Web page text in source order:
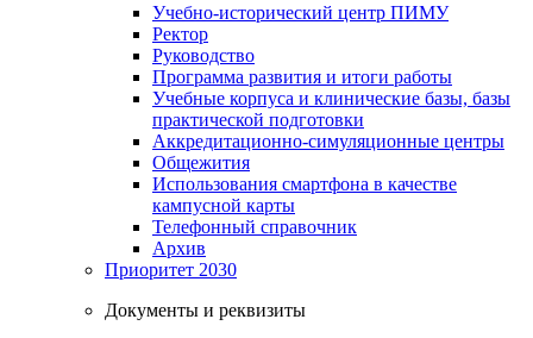
Учебно-исторический центр ПИМУ
Ректор
Руководство
Программа развития и итоги работы
Учебные корпуса и клинические базы, базы
практической подготовки
Аккредитационно-симуляционные центры
Общежития
Использования смартфона в качестве
кампусной карты
Телефонный справочник
Архив
Приоритет 2030
Документы и реквизиты